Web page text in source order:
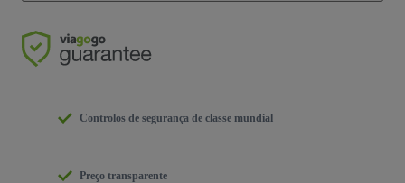
Controlos de segurança de classe mundial
Preço transparente